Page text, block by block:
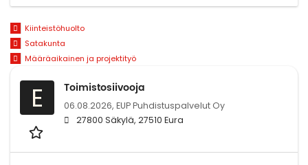
Kiinteistöhuolto
Satakunta
Määräaikainen ja projektityö
E Toimistosiivooja
06.08.2026, EUP Puhdistuspalvelut Oy
27800 Säkylä, 27510 Eura